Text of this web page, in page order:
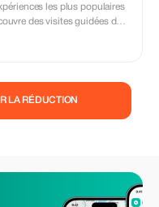
les plus populaires
des visites guidées des
et sous réserve de
LA RÉDUCTION